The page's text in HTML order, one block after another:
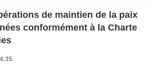
de maintien de la paix
conformément à la Charte